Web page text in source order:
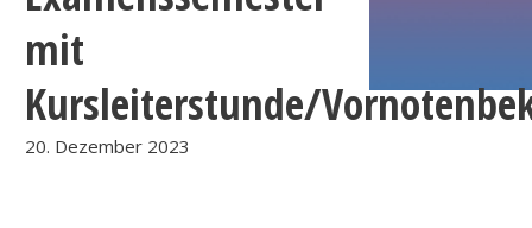
mit
Kursleiterstunde/
20. Dezember 2023